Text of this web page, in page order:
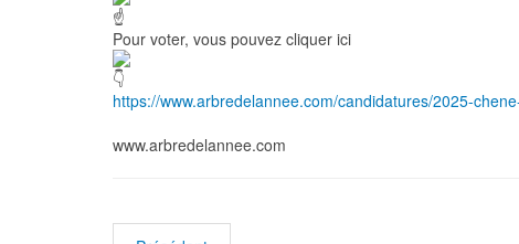
Pour voter, vous pouvez cliquer ici
https://www.arbredelannee.com/candidatures/2025-
www.arbredelannee.com